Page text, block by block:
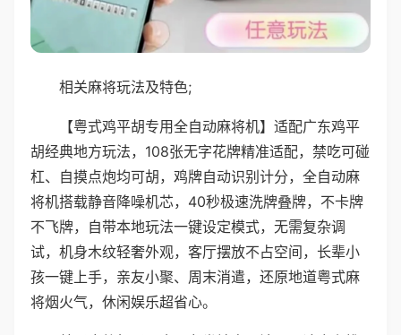
相关麻将玩法及特色;
【粤式鸡平胡专用全自动麻将机】适配广东鸡平
胡经典地方玩法，108张无字花牌精准适配，禁吃可碰
杠、自摸点炮均可胡，鸡牌自动识别计分，全自动麻
将机搭载静音降噪机芯，40秒极速洗牌叠牌，不卡牌
不飞牌，自带本地玩法一键设定模式，无需复杂调
试，机身木纹轻奢外观，客厅摆放不占空间，长辈小
孩一键上手，亲友小聚、周末消遣，还原地道粤式麻
将烟火气，休闲娱乐超省心。